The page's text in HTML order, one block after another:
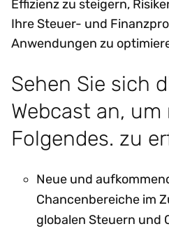
Effizienz zu steigern,
Ihre Steuer- und
Anwendungen zu
Sehen Sie sich
Webcast an, um
Folgendes. zu
Neue und
Chancenbereiche im
globalen Steuern und